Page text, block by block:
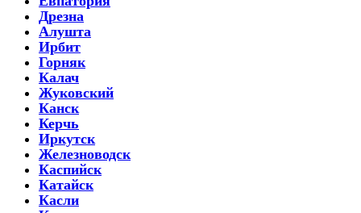
Дрезна
Алушта
Ирбит
Горняк
Калач
Жуковский
Канск
Керчь
Иркутск
Железноводск
Каспийск
Катайск
Касли